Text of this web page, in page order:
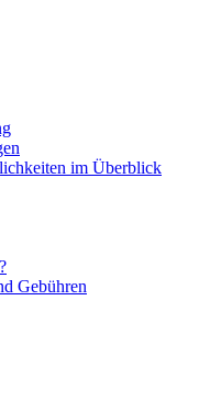
im Überblick
Gebühren